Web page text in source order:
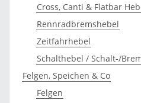
Cross, Canti & Flatbar
Rennradbremshebel
Zeitfahrhebel
Schalthebel / Schalt-/
Felgen, Speichen & Co
Felgen